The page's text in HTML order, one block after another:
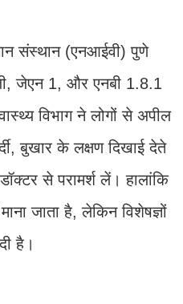
संस्थान (एनआईवी) पुणे
जेएन 1, और एनबी 1.8.1
विभाग ने लोगों से अपील
बुखार के लक्षण दिखाई देते
से परामर्श लें। हालांकि
जाता है, लेकिन विशेषज्ञों
है।